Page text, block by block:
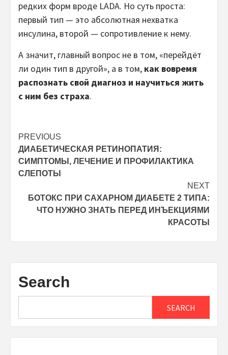
редких форм вроде LADA. Но суть проста:
первый тип — это абсолютная нехватка
инсулина, второй — сопротивление к нему.
А значит, главный вопрос не в том, «перейдёт
ли один тип в другой», а в том, как вовремя
распознать свой диагноз и научиться жить
с ним без страха.
Post
navigation
PREVIOUS
ДИАБЕТИЧЕСКАЯ РЕТИНОПАТИЯ:
СИМПТОМЫ, ЛЕЧЕНИЕ И ПРОФИЛАКТИКА
СЛЕПОТЫ
NEXT
БОТОКС ПРИ САХАРНОМ ДИАБЕТЕ 2 ТИПА:
ЧТО НУЖНО ЗНАТЬ ПЕРЕД ИНЪЕКЦИЯМИ
КРАСОТЫ
Search
SEARCH